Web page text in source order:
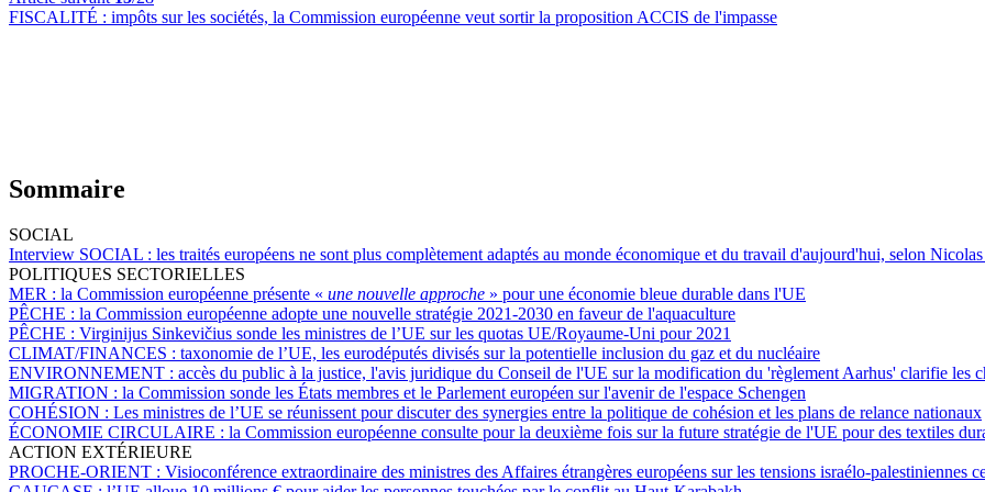
FISCALITÉ : impôts sur les sociétés, la Commission européenne veut sortir la proposition ACCIS de l'impasse
Sommaire
SOCIAL
Interview SOCIAL : les traités européens ne sont plus complètement adaptés au monde économique et du travail d'aujourd'hui, selon
POLITIQUES SECTORIELLES
MER : la Commission européenne présente « une nouvelle approche » pour une économie bleue durable dans l'UE
PÊCHE : la Commission européenne adopte une nouvelle stratégie 2021-2030 en faveur de l'aquaculture
PÊCHE : Virginijus Sinkevičius sonde les ministres de l’UE sur les quotas UE/Royaume-Uni pour 2021
CLIMAT/FINANCES : taxonomie de l’UE, les eurodéputés divisés sur la potentielle inclusion du gaz et du nucléaire
ENVIRONNEMENT : accès du public à la justice, l'avis juridique du Conseil de l'UE sur la modification du 'règlement Aarhus' clarifie les
MIGRATION : la Commission sonde les États membres et le Parlement européen sur l'avenir de l'espace Schengen
COHÉSION : Les ministres de l’UE se réunissent pour discuter des synergies entre la politique de cohésion et les plans de relance nationaux
ÉCONOMIE CIRCULAIRE : la Commission européenne consulte pour la deuxième fois sur la future stratégie de l'UE pour des textiles
ACTION EXTÉRIEURE
PROCHE-ORIENT : Visioconférence extraordinaire des ministres des Affaires étrangères européens sur les tensions israélo-palestiniennes